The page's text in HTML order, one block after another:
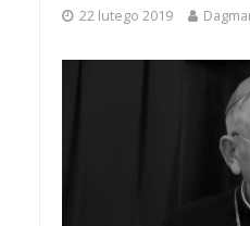
22 lutego 2019